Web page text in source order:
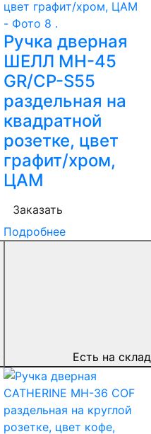
Ручка дверная
ШЕЛЛ MH-45
GR/CP-S55
раздельная на
квадратной
розетке, цвет
графит/хром,
ЦАМ
Заказать
Подробнее
Есть на